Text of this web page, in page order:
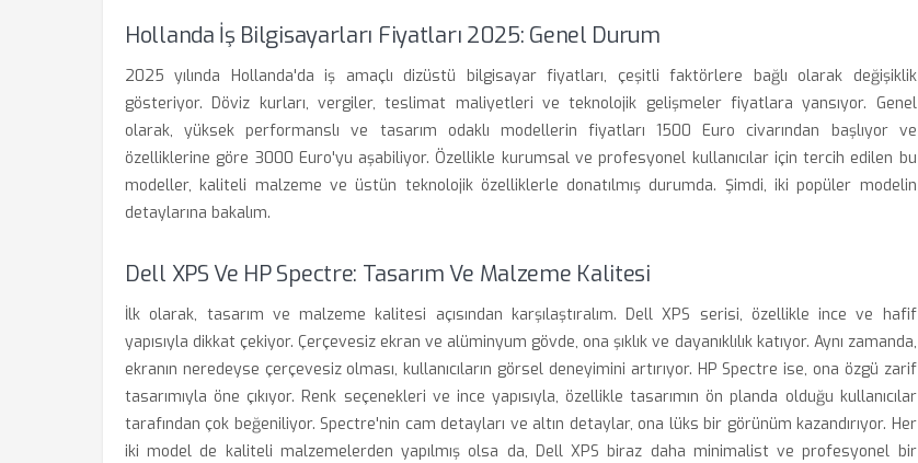
Hollanda İş Bilgisayarları Fiyatları 2025: Genel Durum
2025 yılında Hollanda'da iş amaçlı dizüstü bilgisayar fiyatları, çeşitli faktörlere bağlı olarak değişiklik
gösteriyor. Döviz kurları, vergiler, teslimat maliyetleri ve teknolojik gelişmeler fiyatlara yansıyor. Genel
olarak, yüksek performanslı ve tasarım odaklı modellerin fiyatları 1500 Euro civarından başlıyor ve
özelliklerine göre 3000 Euro'yu aşabiliyor. Özellikle kurumsal ve profesyonel kullanıcılar için tercih edilen bu
modeller, kaliteli malzeme ve üstün teknolojik özelliklerle donatılmış durumda. Şimdi, iki popüler modelin
detaylarına bakalım.
Dell XPS Ve HP Spectre: Tasarım Ve Malzeme Kalitesi
İlk olarak, tasarım ve malzeme kalitesi açısından karşılaştıralım. Dell XPS serisi, özellikle ince ve hafif
yapısıyla dikkat çekiyor. Çerçevesiz ekran ve alüminyum gövde, ona şıklık ve dayanıklılık katıyor. Aynı zamanda,
ekranın neredeyse çerçevesiz olması, kullanıcıların görsel deneyimini artırıyor. HP Spectre ise, ona özgü zarif
tasarımıyla öne çıkıyor. Renk seçenekleri ve ince yapısıyla, özellikle tasarımın ön planda olduğu kullanıcılar
tarafından çok beğeniliyor. Spectre'nin cam detayları ve altın detaylar, ona lüks bir görünüm kazandırıyor. Her
iki model de kaliteli malzemelerden yapılmış olsa da, Dell XPS biraz daha minimalist ve profesyonel bir